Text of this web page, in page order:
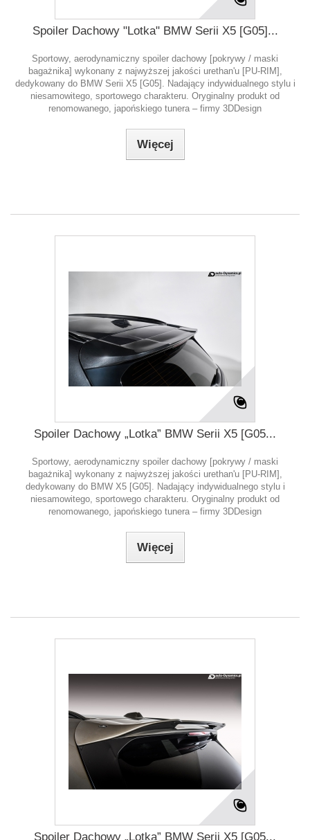
Spoiler Dachowy "Lotka" BMW Serii X5 [G05]...
Sportowy, aerodynamiczny spoiler dachowy [pokrywy / maski
bagażnika] wykonany z najwyższej jakości urethan'u [PU-RIM],
dedykowany do BMW Serii X5 [G05]. Nadający indywidualnego stylu i
niesamowitego, sportowego charakteru. Oryginalny produkt od
renomowanego, japońskiego tunera – firmy 3DDesign
Więcej
Spoiler Dachowy „Lotka” BMW Serii X5 [G05...
Sportowy, aerodynamiczny spoiler dachowy [pokrywy / maski
bagażnika] wykonany z najwyższej jakości urethan'u [PU-RIM],
dedykowany do BMW X5 [G05]. Nadający indywidualnego stylu i
niesamowitego, sportowego charakteru. Oryginalny produkt od
renomowanego, japońskiego tunera – firmy 3DDesign
Więcej
Spoiler Dachowy „Lotka” BMW Serii X5 [G05...